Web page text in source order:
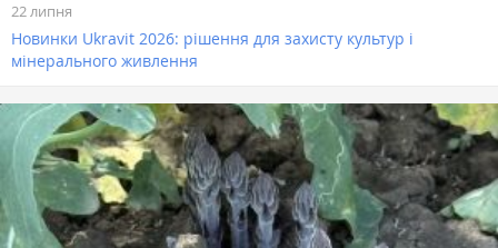
22 липня
Новинки Ukravit 2026: рішення для захисту культур і
мінерального живлення